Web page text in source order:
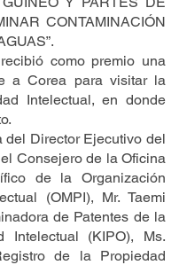
CONTAMINACIÓN
como premio una
a Corea para visitar la
Intelectual, en donde
del Director Ejecutivo del
Consejero de la Oficina
de la Organización
(OMPI), Mr. Taemi
de Patentes de la
Intelectual (KIPO), Ms.
de la Propiedad